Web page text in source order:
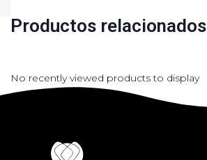
Productos relacionados
No recently viewed products to display